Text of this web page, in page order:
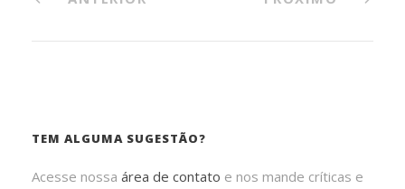
TEM ALGUMA SUGESTÃO?
Acesse nossa área de contato e nos mande críticas e